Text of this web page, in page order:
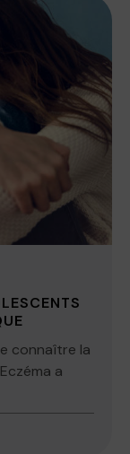
connaître la
a